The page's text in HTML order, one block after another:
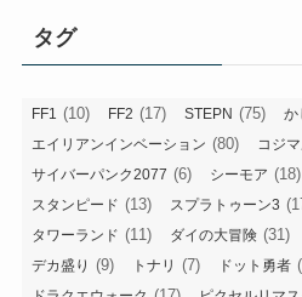
タグ
FF1 (10) FF2 (17) STEPN (75) か
エイリアンインベーション (80) コジ
サイバーパンク2077 (6) シーモア (18)
スタンピード (13) スプラトゥーン3
タワーランド (11) ダイの大冒険 (31)
デカ盛り (9) トナリ (7) ドット勇者